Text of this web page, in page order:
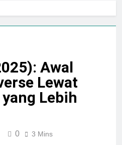
2026 Dengan Tema
Heritage
Ambarrukmo Rayakan
Hadirkan Promo
80% Dan Rangkaian
Spesial
Awal
Lewat
Lebih
0 3 Mins